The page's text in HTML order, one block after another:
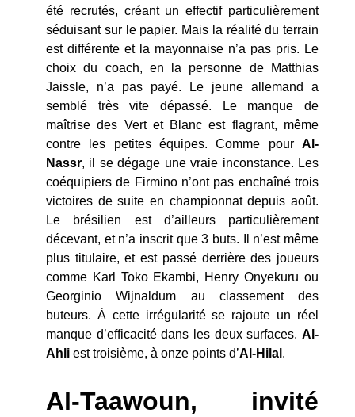
été recrutés, créant un effectif particulièrement
séduisant sur le papier. Mais la réalité du terrain
est différente et la mayonnaise n’a pas pris. Le
choix du coach, en la personne de Matthias
Jaissle, n’a pas payé. Le jeune allemand a
semblé très vite dépassé. Le manque de
maîtrise des Vert et Blanc est flagrant, même
contre les petites équipes. Comme pour Al-
Nassr, il se dégage une vraie inconstance. Les
coéquipiers de Firmino n’ont pas enchaîné trois
victoires de suite en championnat depuis août.
Le brésilien est d’ailleurs particulièrement
décevant, et n’a inscrit que 3 buts. Il n’est même
plus titulaire, et est passé derrière des joueurs
comme Karl Toko Ekambi, Henry Onyekuru ou
Georginio Wijnaldum au classement des
buteurs. À cette irrégularité se rajoute un réel
manque d’efficacité dans les deux surfaces. Al-
Ahli est troisième, à onze points d’Al-Hilal .
Al-Taawoun, invité